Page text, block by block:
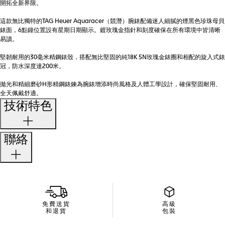
開拓全新界限。
這款無比獨特的TAG Heuer Aquaracer（競潛）腕錶配備迷人細膩的煙黑色珍珠母貝
錶面，6點鐘位置設有星期日期顯示。鍍玫瑰金指針和刻度確保在所有環境中皆清晰
易讀。
堅韌耐用的30毫米精鋼錶殼，搭配無比堅固的純18K 5N玫瑰金錶圈和相配的旋入式錶
冠，防水深度達200米。
拋光和精細磨砂H形精鋼錶鍊為腕錶增添時尚風格及人體工學設計，確保堅固耐用、
全天佩戴舒適。
技術特色
聯絡
免費送貨
和退貨
高級
包裝